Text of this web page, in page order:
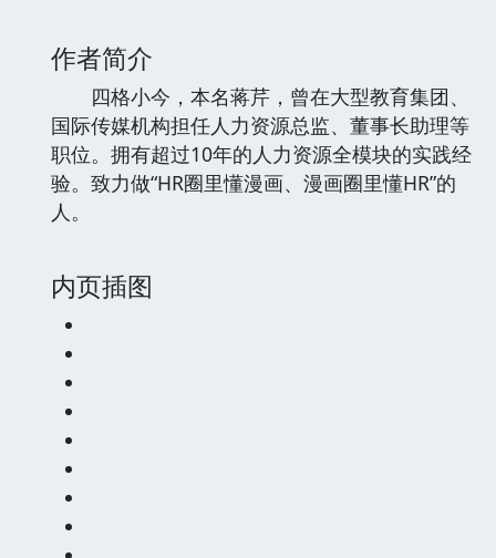
作者简介
四格小今，本名蒋芹，曾在大型教育集团、
国际传媒机构担任人力资源总监、董事长助理等
职位。拥有超过10年的人力资源全模块的实践经
验。致力做“HR圈里懂漫画、漫画圈里懂HR”的
人。
内页插图